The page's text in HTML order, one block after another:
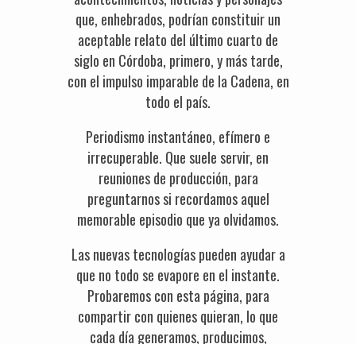
que, enhebrados, podrían constituir un
aceptable relato del último cuarto de
siglo en Córdoba, primero, y más tarde,
con el impulso imparable de la Cadena, en
todo el país.
Periodismo instantáneo, efímero e
irrecuperable. Que suele servir, en
reuniones de producción, para
preguntarnos si recordamos aquel
memorable episodio que ya olvidamos.
Las nuevas tecnologías pueden ayudar a
que no todo se evapore en el instante.
Probaremos con esta página, para
compartir con quienes quieran, lo que
cada día generamos, producimos,